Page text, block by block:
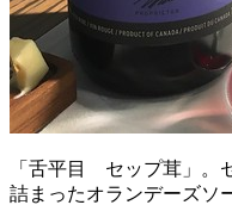
「舌平目 セップ茸」。
詰まったオランデーズソ